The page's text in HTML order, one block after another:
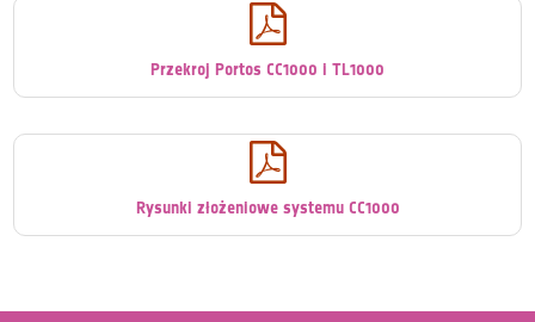

Przekroj Portos CC1000 i TL1000

Rysunki złożeniowe systemu CC1000